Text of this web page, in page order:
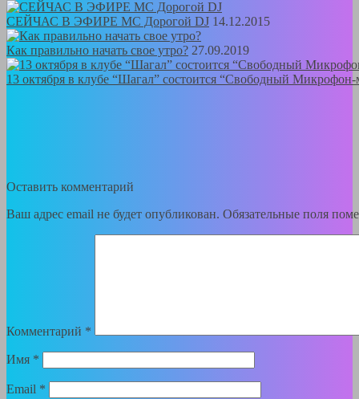
СЕЙЧАС В ЭФИРЕ MC Дорогой DJ 14.12.2015
Как правильно начать свое утро? 27.09.2019
13 октября в клубе “Шагал” состоится “Свободный
Оставить комментарий
Ваш адрес email не будет опубликован. Обязательные поля
Комментарий *
Имя *
Email *